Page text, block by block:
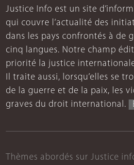
Justice Info est un site
qui couvre l’actualité des
dans les pays confrontés à de
cinq langues. Notre champ
priorité la justice
Il traite aussi, lorsqu’elles se
de la guerre et de la paix, les
graves du droit international.
Thèmes abordés sur Justice